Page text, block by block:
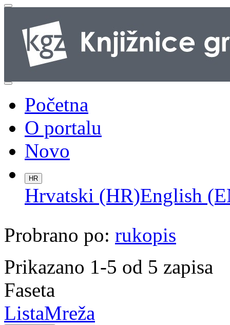
Početna
O portalu
Novo
HR
Hrvatski (HR)English
Probrano po: rukopis
Prikazano 1-5 od 5 zapisa
Faseta
ListaMreža